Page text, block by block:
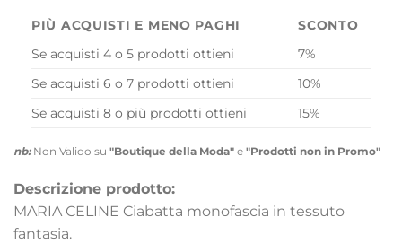
PIÙ ACQUISTI E MENO PAGHI
SCONTO
Se acquisti 4 o 5 prodotti ottieni
7%
Se acquisti 6 o 7 prodotti ottieni
10%
Se acquisti 8 o più prodotti ottieni
15%
nb:Non Valido su "Boutique della Moda" e "Prodotti non in Promo"
Descrizione prodotto:
MARIA CELINE Ciabatta monofascia in tessuto
fantasia.